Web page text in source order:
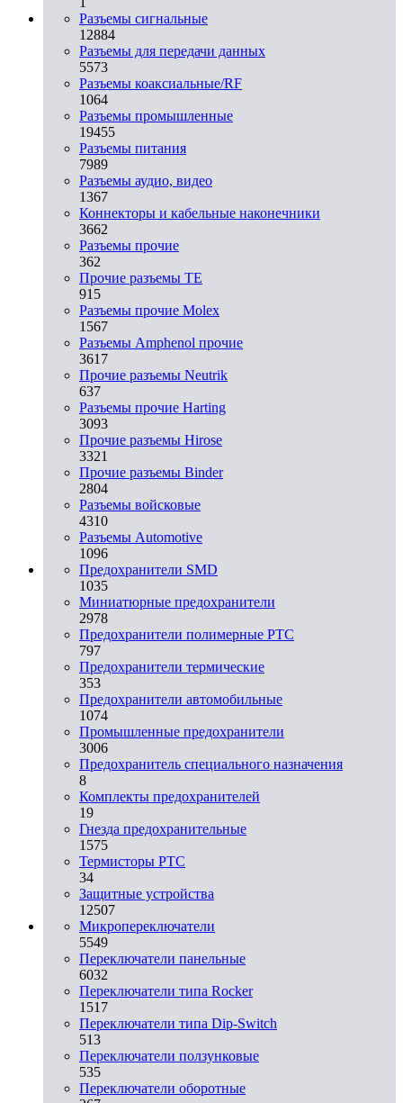
Разъeмы сигнальные
12884
Разъeмы для передачи данных
5573
Разъeмы коаксиальные/RF
1064
Разъeмы промышленные
19455
Разъeмы питания
7989
Разъeмы аудио, видео
1367
Коннекторы и кабельные наконечники
3662
Разъeмы прочие
362
Прочие разъемы TE
915
Разъемы прочие Molex
1567
Разъемы Amphenol прочие
3617
Прочие разъемы Neutrik
637
Разъемы прочие Harting
3093
Прочие разъемы Hirose
3321
Прочие разъемы Binder
2804
Разъемы войсковые
4310
Разъeмы Automotive
1096
Предохранители SMD
1035
Миниатюрные предохранители
2978
Предохранители полимерные PTC
797
Предохранители термические
353
Предохранители автомобильные
1074
Промышленные предохранители
3006
Предохранитель специального назначения
8
Комплекты предохранителей
19
Гнезда предохранительные
1575
Термисторы PTC
34
Защитные устройства
12507
Микропереключатели
5549
Переключатели панельные
6032
Переключатели типа Rocker
1517
Переключатели типа Dip-Switch
513
Переключатели ползунковые
535
Переключатели оборотные